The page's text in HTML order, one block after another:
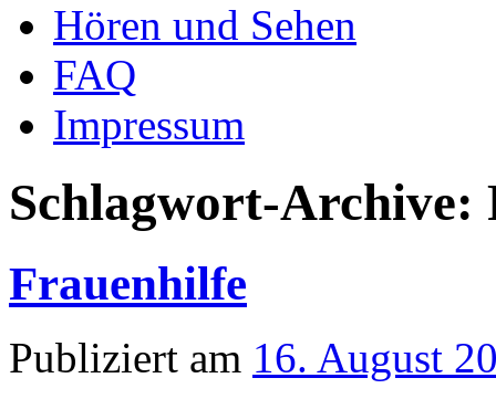
Hören und Sehen
FAQ
Impressum
Schlagwort-Archive:
Frauenhilfe
Publiziert am 16. August